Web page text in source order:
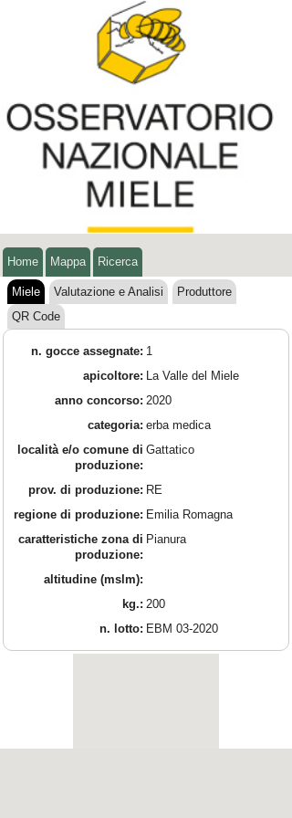
Home Mappa Ricerca
Miele Valutazione e Analisi
Produttore
QR Code
n. gocce assegnate: 1
apicoltore:
La Valle del Miele
anno concorso: 2020
categoria: erba medica
località e/o comune di
produzione:
Gattatico
prov. di produzione: RE
regione di produzione: Emilia Romagna
caratteristiche zona di
produzione:
Pianura
altitudine (mslm):
kg.: 200
n. lotto: EBM 03-2020